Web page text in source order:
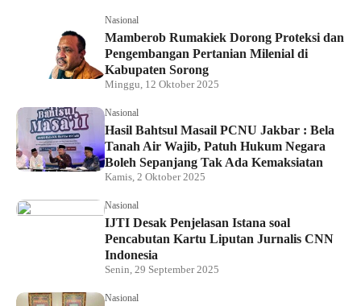
Nasional
Mamberob Rumakiek Dorong Proteksi dan
Pengembangan Pertanian Milenial di
Kabupaten Sorong
Minggu, 12 Oktober 2025
Nasional
Hasil Bahtsul Masail PCNU Jakbar : Bela
Tanah Air Wajib, Patuh Hukum Negara
Boleh Sepanjang Tak Ada Kemaksiatan
Kamis, 2 Oktober 2025
Nasional
IJTI Desak Penjelasan Istana soal
Pencabutan Kartu Liputan Jurnalis CNN
Indonesia
Senin, 29 September 2025
Nasional